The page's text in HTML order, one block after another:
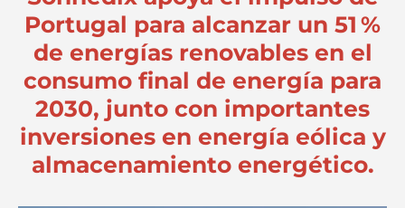
Portugal para alcanzar un 51 %
de energías renovables en el
consumo final de energía para
2030, junto con importantes
inversiones en energía eólica y
almacenamiento energético.